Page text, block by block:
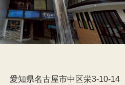
愛知県名古屋市中区栄3-10-14